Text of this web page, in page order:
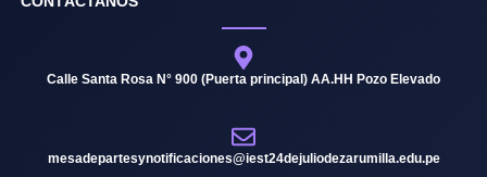
Calle Santa Rosa N° 900 (Puerta principal) AA.HH Pozo Elevado
mesadepartesynotificaciones@iest24dejuliodezarumilla.edu.pe